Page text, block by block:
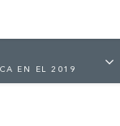
EN EL 2019